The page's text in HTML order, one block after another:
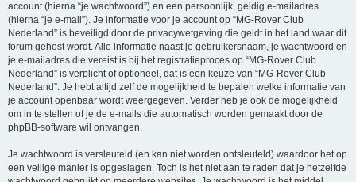
account (hierna “je wachtwoord”) en een persoonlijk, geldig e-mailadres
(hierna “je e-mail”). Je informatie voor je account op “MG-Rover Club
Nederland” is beveiligd door de privacywetgeving die geldt in het land waar dit
forum gehost wordt. Alle informatie naast je gebruikersnaam, je wachtwoord en
je e-mailadres die vereist is bij het registratieproces op “MG-Rover Club
Nederland” is verplicht of optioneel, dat is een keuze van “MG-Rover Club
Nederland”. Je hebt altijd zelf de mogelijkheid te bepalen welke informatie van
je account openbaar wordt weergegeven. Verder heb je ook de mogelijkheid
om in te stellen of je de e-mails die automatisch worden gemaakt door de
phpBB-software wil ontvangen.
Je wachtwoord is versleuteld (en kan niet worden ontsleuteld) waardoor het op
een veilige manier is opgeslagen. Toch is het niet aan te raden dat je hetzelfde